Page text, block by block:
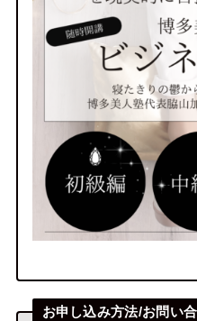
お申し込み方法/お問い